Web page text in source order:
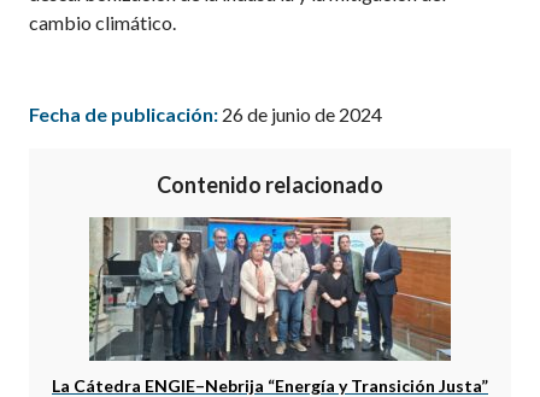
cambio climático.
Fecha de publicación: 26 de junio de 2024
Contenido relacionado
La Cátedra ENGIE–Nebrija “Energía y Transición Justa”